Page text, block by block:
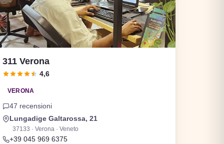
311 Verona
4,6
VERONA
47 recensioni
Lungadige Galtarossa, 21
37133 · Verona · Veneto
+39 045 969 6375